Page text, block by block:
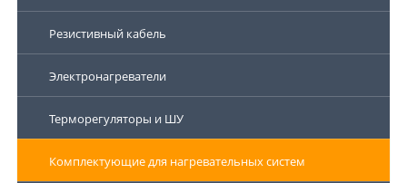
Резистивный кабель
Электронагреватели
Терморегуляторы и ШУ
Комплектующие для нагревательных систем